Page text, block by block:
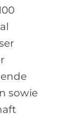
sowie